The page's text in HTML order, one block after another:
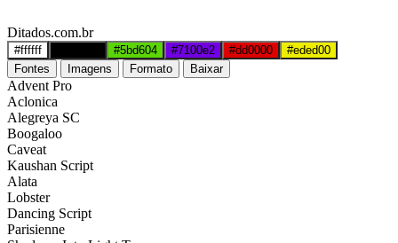
Ditados.com.br
#ffffff #5bd604 #7100e2 #dd0000
#eded00
Fontes
Imagens Formato Baixar
Advent Pro
Aclonica
Alegreya SC
Boogaloo
Caveat
Kaushan Script
Alata
Lobster
Dancing Script
Parisienne